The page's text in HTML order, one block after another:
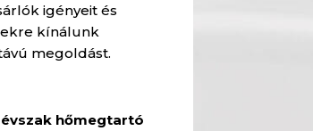
igényeit és
kínálunk
megoldást.
hőmegtartó